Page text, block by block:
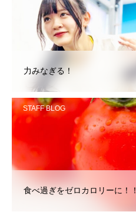
力みなぎる！
STAFF BLOG
食べ過ぎをゼロカロリーに！！